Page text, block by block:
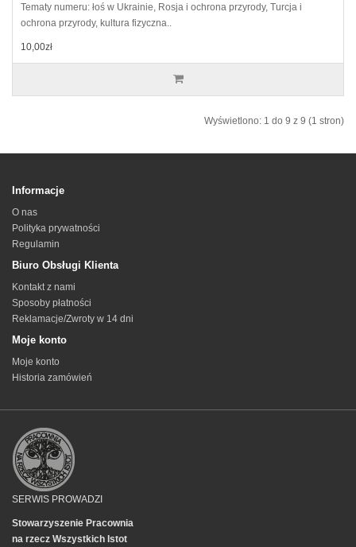
Tematy numeru: łoś w Ukrainie, Rosja i ochrona przyrody, Turcja i
ochrona przyrody, kultura fizyczna..
10,00zł
Wyświetlono: 1 do 9 z 9 (1 stron)
Informacje
O nas
Polityka prywatności
Regulamin
Biuro Obsługi Klienta
Kontakt z nami
Sposoby płatności
Reklamacje/Zwroty w 14 dni
Moje konto
Moje konto
Historia zamówień
SERWIS PROWADZI
Stowarzyszenie Pracownia
na rzecz Wszystkich Istot